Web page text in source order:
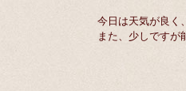
今日は天気が良く
また、少しですが